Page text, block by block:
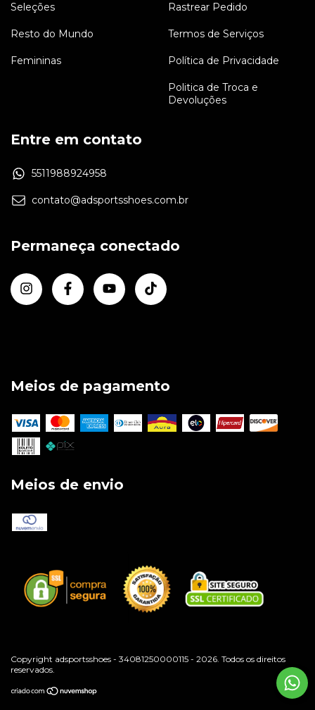
Seleções
Resto do Mundo
Femininas
Rastrear Pedido
Termos de Serviços
Política de Privacidade
Politica de Troca e
Devoluções
Entre em contato
5511988924958
contato@adsportsshoes.com.br
Permaneça conectado
Meios de pagamento
Meios de envio
Copyright adsportsshoes - 34081250000115 - 2026. Todos os direitos
reservados.